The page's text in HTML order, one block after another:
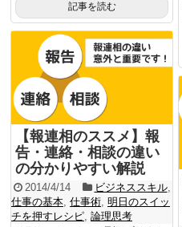
記事を読む
【報連相のススメ】報
告・連絡・相談の違い
の分かりやすい解説
2014/4/14 ビジネススキル,
仕事の基本, 仕事術, 明日のスイッ
チを押すレシピ, 論理思考